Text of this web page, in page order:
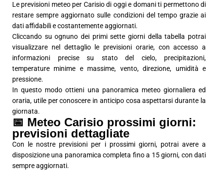
Le previsioni meteo per Carisio di oggi e domani ti permettono di
restare sempre aggiornato sulle condizioni del tempo grazie ai
dati affidabili e costantemente aggiornati.
Cliccando su ognuno dei primi sette giorni della tabella potrai
visualizzare nel dettaglio le previsioni orarie, con accesso a
informazioni precise su stato del cielo, precipitazioni,
temperature minime e massime, vento, direzione, umidità e
pressione.
In questo modo ottieni una panoramica meteo giornaliera ed
oraria, utile per conoscere in anticipo cosa aspettarsi durante la
giornata.
📅 Meteo Carisio prossimi giorni:
previsioni dettagliate
Con le nostre previsioni per i prossimi giorni, potrai avere a
disposizione una panoramica completa fino a 15 giorni, con dati
sempre aggiornati.